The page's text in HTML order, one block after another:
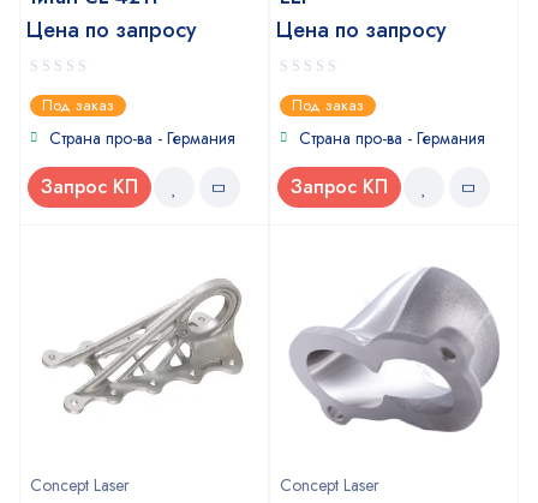
Цена по запросу
0
out
of
Под заказ
Страна про-ва - Германия
Запрос КП
Цена по запросу
0
out
of
Под заказ
Страна про-ва - Германия
Запрос КП
Concept Laser Concept Laser